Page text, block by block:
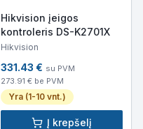
Hikvision įeigos
kontroleris DS-K2701X
Hikvision
331.43 € su PVM
273.91 € be PVM
Yra (1-10 vnt.)
Į krepšelį